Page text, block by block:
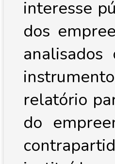
interesse
dos
relatório
do